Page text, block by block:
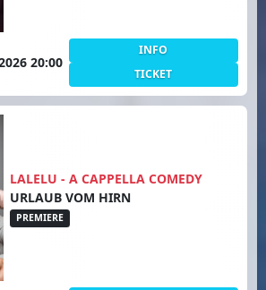
20:00
INFO
TICKET
LALELU - A CAPPELLA COMEDY
URLAUB VOM HIRN
PREMIERE